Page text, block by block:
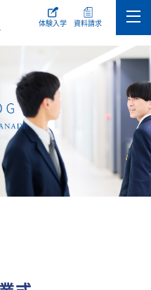
体験入学 資料請求